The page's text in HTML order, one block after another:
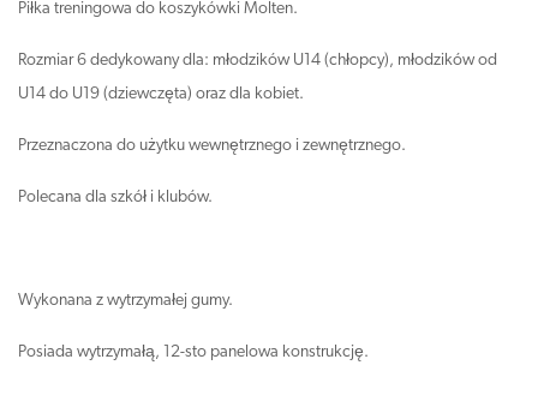
Piłka treningowa do koszykówki Molten.
Rozmiar 6 dedykowany dla: młodzików U14 (chłopcy), młodzików od
U14 do U19 (dziewczęta) oraz dla kobiet.
Przeznaczona do użytku wewnętrznego i zewnętrznego.
Polecana dla szkół i klubów.
Wykonana z wytrzymałej gumy.
Posiada wytrzymałą, 12-sto panelowa konstrukcję.